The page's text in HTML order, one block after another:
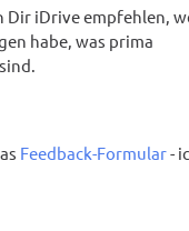
Dir iDrive empfehlen,
habe, was prima
Feedback-Formular-